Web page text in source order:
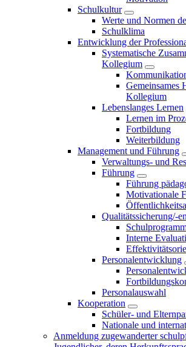
Schulkultur
Werte und Normen
Schulklima
Entwicklung der
Systematische
Kollegium
Gemeinsames
Kollegium
Lebenslanges Lernen
Lernen im
Fortbildung
Weiterbildung
Management und Führung
Verwaltungs- und
Führung
Führung
Motivationale
Qualitätssicherung/-
Interne
Personalentwicklung
Personalauswahl
Kooperation
Schüler- und
Nationale und
Anmeldung zugewanderter